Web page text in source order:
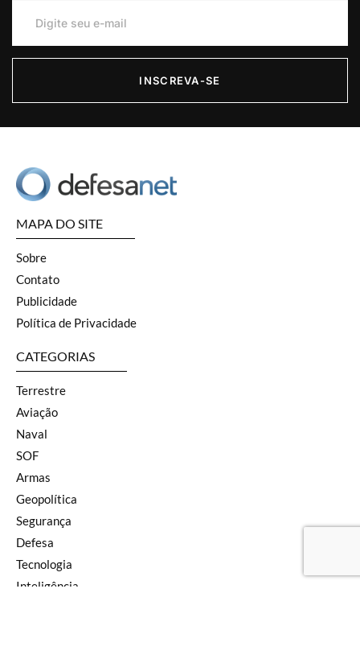
INSCREVA-SE
MAPA DO SITE
Sobre
Contato
Publicidade
Política de Privacidade
CATEGORIAS
Terrestre
Aviação
Naval
SOF
Armas
Geopolítica
Segurança
Defesa
Tecnologia
Inteligência